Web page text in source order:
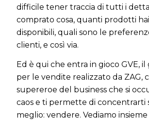
difficile tener traccia di tutti i
comprato cosa, quanti prodotti
disponibili, quali sono le
clienti, e così via.
Ed è qui che entra in gioco GVE, il
per le vendite realizzato da ZAG,
supereroe del business che si
caos e ti permette di concentrarti
meglio: vendere. Vediamo